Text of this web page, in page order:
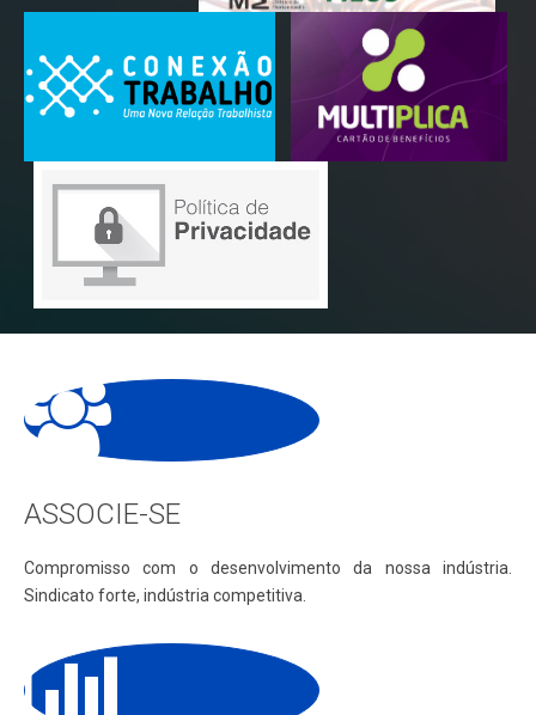
ASSOCIE-SE
Compromisso com o desenvolvimento da nossa indústria.
Sindicato forte, indústria competitiva.